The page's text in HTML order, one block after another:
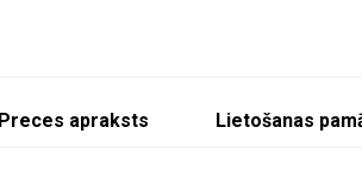
Preces apraksts Lietošanas